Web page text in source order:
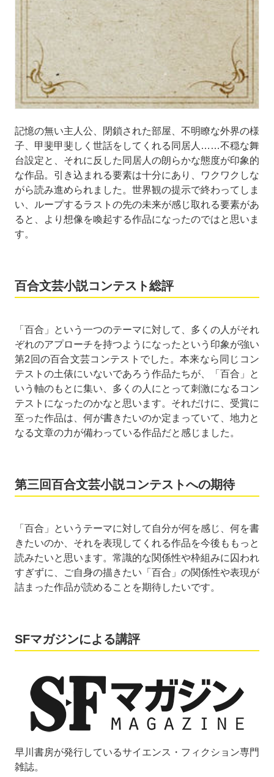
記憶の無い主人公、閉鎖された部屋、不明瞭な外界の様
子、甲斐甲斐しく世話をしてくれる同居人……不穏な舞
台設定と、それに反した同居人の朗らかな態度が印象的
な作品。引き込まれる要素は十分にあり、ワクワクしな
がら読み進められました。世界観の提示で終わってしま
い、ループするラストの先の未来が感じ取れる要素があ
ると、より想像を喚起する作品になったのではと思いま
す。
百合文芸小説コンテスト総評
「百合」という一つのテーマに対して、多くの人がそれ
ぞれのアプローチを持つようになったという印象が強い
第2回の百合文芸コンテストでした。本来なら同じコン
テストの土俵にいないであろう作品たちが、「百合」と
いう軸のもとに集い、多くの人にとって刺激になるコン
テストになったのかなと思います。それだけに、受賞に
至った作品は、何が書きたいのか定まっていて、地力と
なる文章の力が備わっている作品だと感じました。
第三回百合文芸小説コンテストへの期待
「百合」というテーマに対して自分が何を感じ、何を書
きたいのか、それを表現してくれる作品を今後ももっと
読みたいと思います。常識的な関係性や枠組みに囚われ
すぎずに、ご自身の描きたい「百合」の関係性や表現が
詰まった作品が読めることを期待したいです。
SFマガジンによる講評
早川書房が発行しているサイエンス・フィクション専門
雑誌。